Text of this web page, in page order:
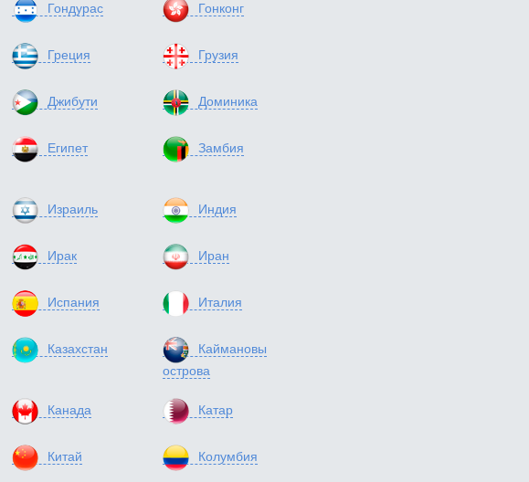
Гондурас Гонконг
Греция Грузия
Джибути Доминика
Египет Замбия
Израиль Индия
Ирак Иран
Испания Италия
Казахстан
Каймановы
острова
Канада Катар
Китай Колумбия